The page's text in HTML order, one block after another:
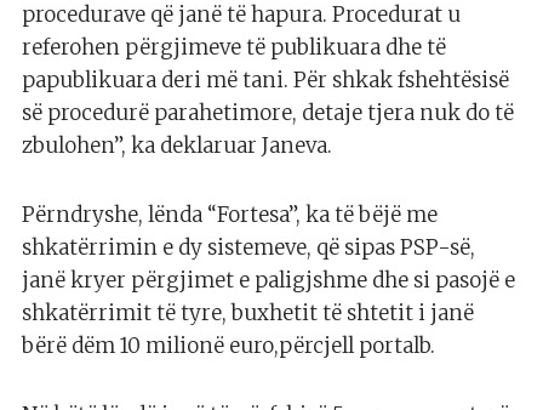
procedurave që janë të hapura. Procedurat u
referohen përgjimeve të publikuara dhe të
papublikuara deri më tani. Për shkak fshehtësisë
së procedurë parahetimore, detaje tjera nuk do të
zbulohen”, ka deklaruar Janeva.
Përndryshe, lënda “Fortesa”, ka të bëjë me
shkatërrimin e dy sistemeve, që sipas PSP-së,
janë kryer përgjimet e paligjshme dhe si pasojë e
shkatërrimit të tyre, buxhetit të shtetit i janë
bërë dëm 10 milionë euro,përcjell portalb.